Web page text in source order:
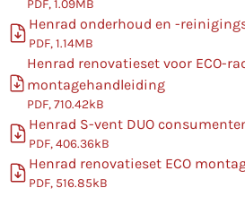
PDF, 1.09MB
Henrad onderhoud en -
PDF, 1.14MB
Henrad renovatieset voor ECO-
montagehandleiding
PDF, 710.42kB
Henrad S-vent DUO
PDF, 406.36kB
Henrad renovatieset ECO
PDF, 516.85kB